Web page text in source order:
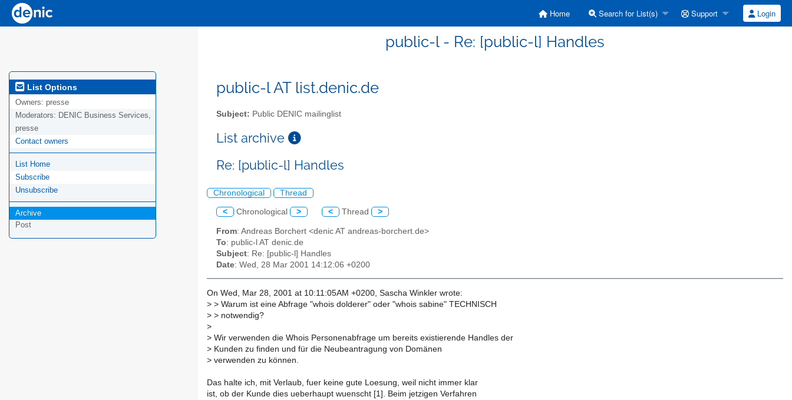
Home Search for List(s) Support Login
public-l - Re: [public-l] Handles
List Options
Owners: presse
Moderators: DENIC Business Services,
presse
Contact owners
List Home
Subscribe
Unsubscribe
Archive
Post
public-l AT list.denic.de
Subject: Public DENIC mailinglist
List archive
Re: [public-l] Handles
Chronological Thread
< Chronological > < Thread >
From: Andreas Borchert <denic AT andreas-borchert.de>
To: public-l AT denic.de
Subject: Re: [public-l] Handles
Date: Wed, 28 Mar 2001 14:12:06 +0200
On Wed, Mar 28, 2001 at 10:11:05AM +0200, Sascha Winkler wrote:
> > Warum ist eine Abfrage "whois dolderer" oder "whois sabine" TECHNISCH
> > notwendig?
>
> Wir verwenden die Whois Personenabfrage um bereits existierende Handles der
> Kunden zu finden und für die Neubeantragung von Domänen
> verwenden zu können.
Das halte ich, mit Verlaub, fuer keine gute Loesung, weil nicht immer klar
ist, ob der Kunde dies ueberhaupt wuenscht [1]. Beim jetzigen Verfahren